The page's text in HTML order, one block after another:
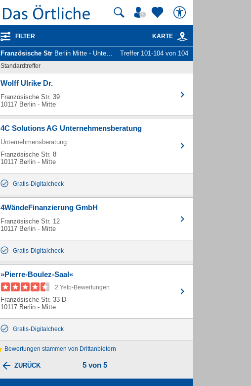
FILTER KARTE
Französische Str Berlin Mitte - Unternehmen und Personen Treffer 101-104 von 104
Standardtreffer
Wolff Ulrike Dr.
Französische Str. 39
10117 Berlin - Mitte
4C Solutions AG Unternehmensberatung
Unternehmensberatung
Französische Str. 8
10117 Berlin - Mitte
Gratis-Digitalcheck
4WändeFinanzierung GmbH
Französische Str. 12
10117 Berlin - Mitte
Gratis-Digitalcheck
»Pierre-Boulez-Saal«
2 Yelp-Bewertungen
Französische Str. 33 D
10117 Berlin - Mitte
Gratis-Digitalcheck
Bewertungen stammen von Drittanbietern
ZURÜCK 5 von 5